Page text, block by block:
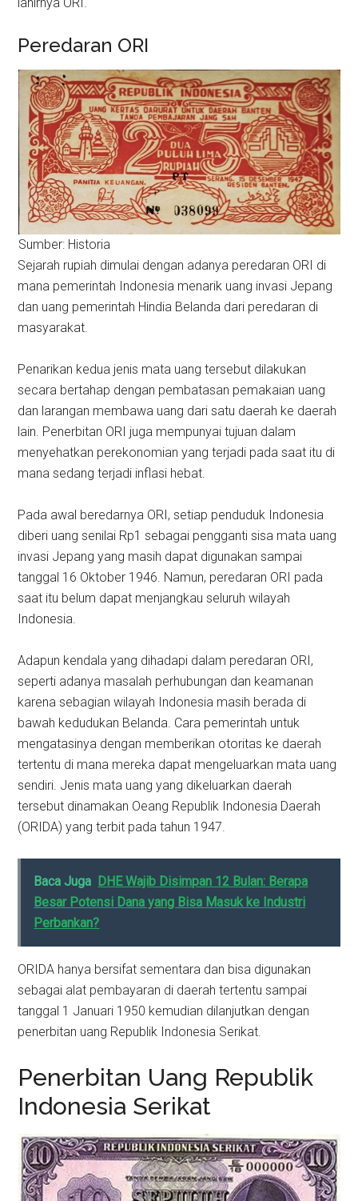
Peredaran ORI
Sumber: Historia
Sejarah rupiah dimulai dengan adanya peredaran ORI di
mana pemerintah Indonesia menarik uang invasi Jepang
dan uang pemerintah Hindia Belanda dari peredaran di
masyarakat.
Penarikan kedua jenis mata uang tersebut dilakukan
secara bertahap dengan pembatasan pemakaian uang
dan larangan membawa uang dari satu daerah ke daerah
lain. Penerbitan ORI juga mempunyai tujuan dalam
menyehatkan perekonomian yang terjadi pada saat itu di
mana sedang terjadi inflasi hebat.
Pada awal beredarnya ORI, setiap penduduk Indonesia
diberi uang senilai Rp1 sebagai pengganti sisa mata uang
invasi Jepang yang masih dapat digunakan sampai
tanggal 16 Oktober 1946. Namun, peredaran ORI pada
saat itu belum dapat menjangkau seluruh wilayah
Indonesia.
Adapun kendala yang dihadapi dalam peredaran ORI,
seperti adanya masalah perhubungan dan keamanan
karena sebagian wilayah Indonesia masih berada di
bawah kedudukan Belanda. Cara pemerintah untuk
mengatasinya dengan memberikan otoritas ke daerah
tertentu di mana mereka dapat mengeluarkan mata uang
sendiri. Jenis mata uang yang dikeluarkan daerah
tersebut dinamakan Oeang Republik Indonesia Daerah
(ORIDA) yang terbit pada tahun 1947.
Baca Juga
DHE Wajib Disimpan 12 Bulan: Berapa
Besar Potensi Dana yang Bisa Masuk ke Industri
Perbankan?
ORIDA hanya bersifat sementara dan bisa digunakan
sebagai alat pembayaran di daerah tertentu sampai
tanggal 1 Januari 1950 kemudian dilanjutkan dengan
penerbitan uang Republik Indonesia Serikat.
Penerbitan Uang Republik
Indonesia Serikat